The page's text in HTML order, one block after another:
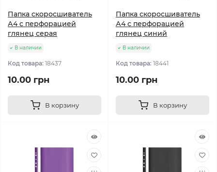
Папка скоросшиватель
А4 с перфорацией
глянец серая
В наличии
Код товара: 18437
10.00 грн
В корзину
Папка скоросшиватель
А4 с перфорацией
глянец синий
В наличии
Код товара: 18441
10.00 грн
В корзину